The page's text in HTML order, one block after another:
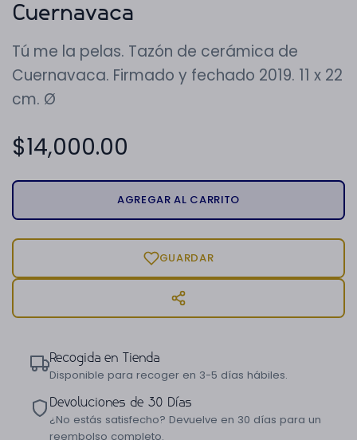
Cuernavaca
Tú me la pelas. Tazón de cerámica de
Cuernavaca. Firmado y fechado 2019. 11 x 22
cm. Ø
$14,000.00
AGREGAR AL CARRITO
GUARDAR
Recogida en Tienda
Disponible para recoger en 3-5 días hábiles.
Devoluciones de 30 Días
¿No estás satisfecho? Devuelve en 30 días para un
reembolso completo.